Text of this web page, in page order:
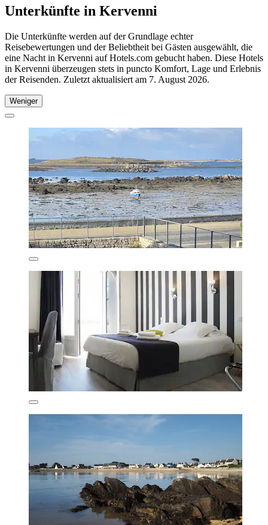
Unterkünfte in Kervenni
Die Unterkünfte werden auf der Grundlage echter
Reisebewertungen und der Beliebtheit bei Gästen ausgewählt, die
eine Nacht in Kervenni auf Hotels.com gebucht haben. Diese Hotels
in Kervenni überzeugen stets in puncto Komfort, Lage und Erlebnis
der Reisenden. Zuletzt aktualisiert am 7. August 2026.
Weniger